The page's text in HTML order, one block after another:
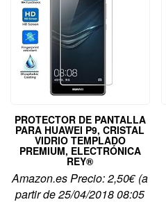
PROTECTOR DE PANTALLA
PARA HUAWEI P9, CRISTAL
VIDRIO TEMPLADO
PREMIUM, ELECTRÓNICA
REY®
Amazon.es Precio:2,50€(a
partir de 25/04/2018 08:05